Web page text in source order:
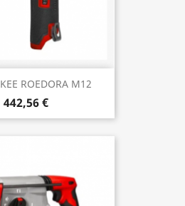
ROEDORA M12
442,56 €